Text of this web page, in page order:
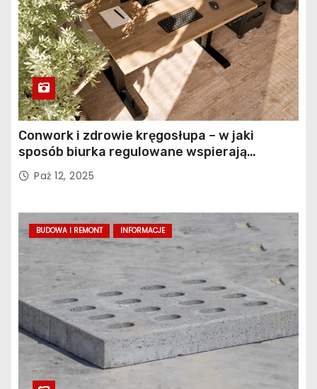
Conwork i zdrowie kręgosłupa – w jaki
sposób biurka regulowane wspierają
profilaktykę bólu pleców
Paź 12, 2025
BUDOWA I REMONT INFORMACJE